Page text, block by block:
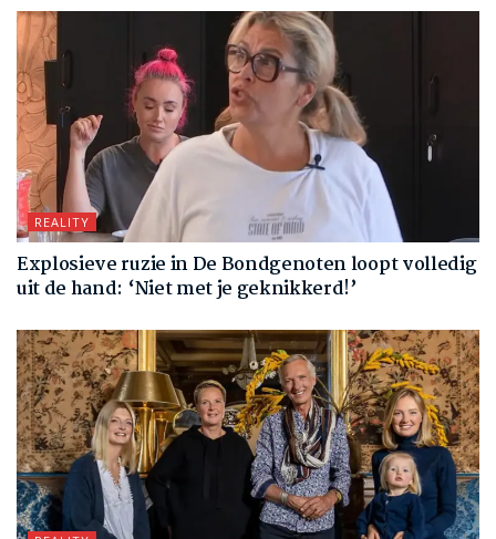
REALITY
Explosieve ruzie in De Bondgenoten loopt volledig
uit de hand: ‘Niet met je geknikkerd!’